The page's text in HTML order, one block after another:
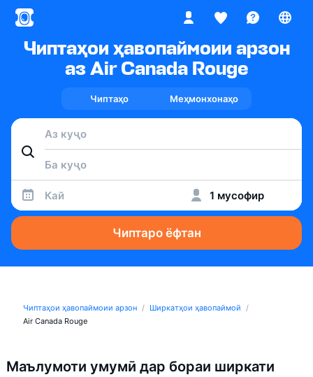
Чиптаҳои ҳавопаймоии арзон
аз Air Canada Rouge
Чиптаҳо Меҳмонхонаҳо
Кай 1 мусофир
Чиптаро ёфтан
Чиптаҳои ҳавопаймоии арзон
Ширкатҳои ҳавопаймоӣ
Air Canada Rouge
Маълумоти умумӣ дар бораи ширкати